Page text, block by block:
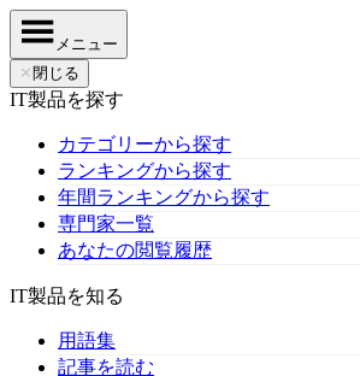
メニュー
✕ 閉じる
IT製品を探す
カテゴリーから探す
ランキングから探す
年間ランキングから探す
専門家一覧
あなたの閲覧履歴
IT製品を知る
用語集
記事を読む